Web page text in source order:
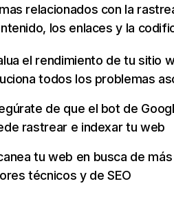
relacionados con la
los enlaces y la
el rendimiento de tu sitio
todos los problemas
de que el bot de
rastrear e indexar tu web
tu web en busca de
técnicos y de SEO